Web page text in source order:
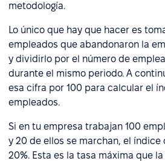
metodología.
Lo único que hay que hacer es
empleados que abandonaron la
y dividirlo por el número de
durante el mismo periodo. A
esa cifra por 100 para calcular el
empleados.
Si en tu empresa trabajan 100
y 20 de ellos se marchan, el índice
20%. Esta es la tasa máxima que